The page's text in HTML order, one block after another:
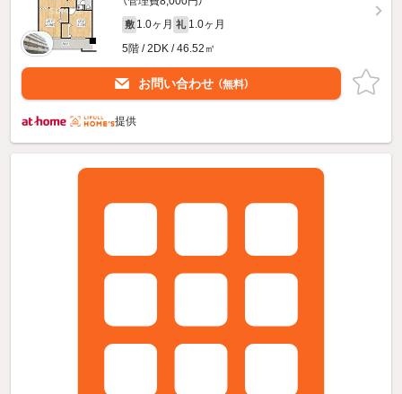
敷 1.0ヶ月 礼 1.0ヶ月
5階 / 2DK / 46.52㎡
お問い合わせ （無料）
提供